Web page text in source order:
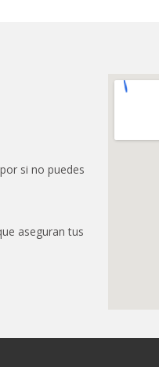
si no puedes
aseguran tus